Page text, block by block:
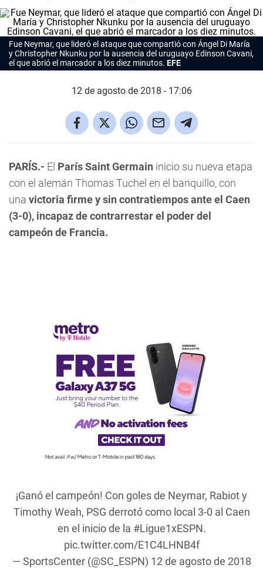
Fue Neymar, que lideró el ataque que compartió con Ángel Di María
y Christopher Nkunku por la ausencia del uruguayo Edinson Cavani,
el que abrió el marcador a los diez minutos. EFE
12 de agosto de 2018 - 17:06
PARÍS.- El París Saint Germain inicio su nueva etapa
con el alemán Thomas Tuchel en el banquillo, con
una victoria firme y sin contratiempos ante el Caen
(3-0), incapaz de contrarrestar el poder del
campeón de Francia.
¡Ganó el campeón! Con goles de Neymar, Rabiot y
Timothy Weah, PSG derrotó como local 3-0 al Caen
en el inicio de la #Ligue1xESPN.
pic.twitter.com/E1C4LHNB4f
— SportsCenter (@SC_ESPN) 12 de agosto de 2018